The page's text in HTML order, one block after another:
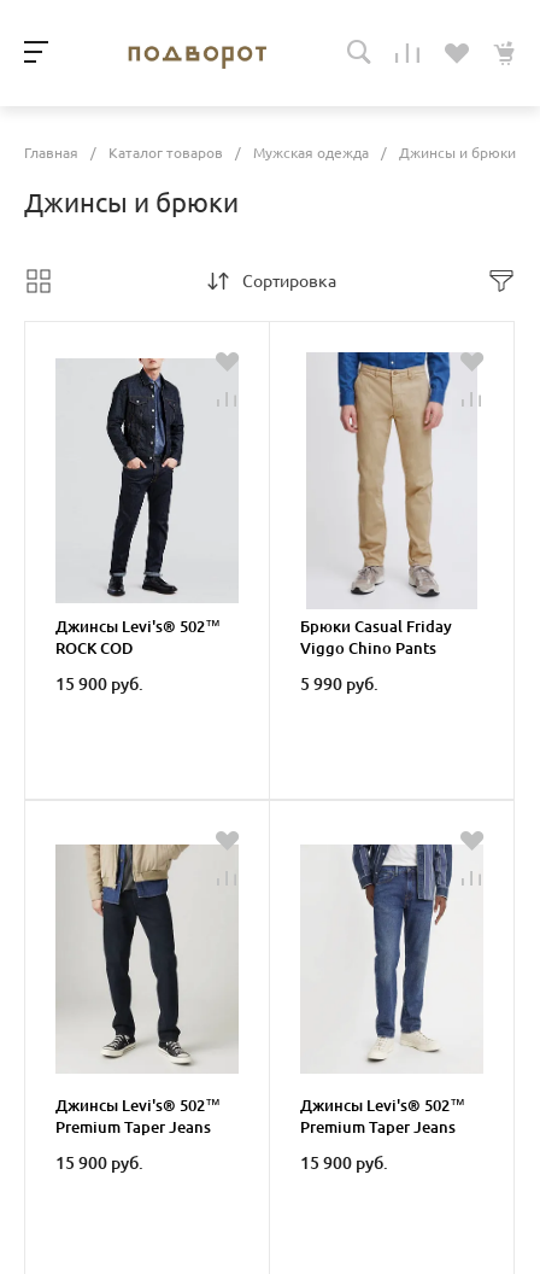
Главная / Каталог товаров / Мужская одежда / Джинсы и брюки
Джинсы и брюки
Сортировка
Джинсы Levi's® 502™
ROCK COD
15 900 руб.
Брюки Casual Friday
Viggo Chino Pants
5 990 руб.
Джинсы Levi's® 502™
Premium Taper Jeans
15 900 руб.
Джинсы Levi's® 502™
Premium Taper Jeans
15 900 руб.